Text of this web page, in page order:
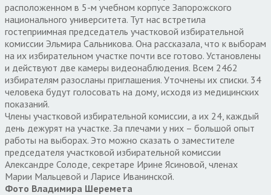
расположенном в 5-м учебном корпусе Запорожского
национального университета. Тут нас встретила
гостеприимная председатель участковой избирательной
комиссии Эльмира Сальникова. Она рассказала, что к выборам
на их избирательном участке почти все готово. Установлены
и действуют две камеры видеонаблюдения. Всем 2462
избирателям разосланы приглашения. Уточнены их списки. 34
человека будут голосовать на дому, исходя из медицинских
показаний.
Члены участковой избирательной комиссии, а их 24, каждый
день дежурят на участке. За плечами у них – большой опыт
работы на выборах. Это можно сказать о заместителе
председателя участковой избирательной комиссии
Александре Солоде, секретаре Ирине Ясиновой, членах
Марии Мальцевой и Ларисе Иванинской.
Фото Владимира Шеремета